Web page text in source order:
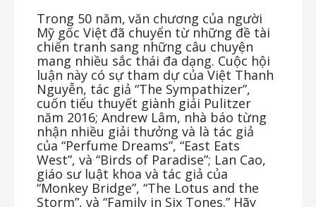
Trong 50 năm, văn chương của người
Mỹ gốc Việt đã chuyển từ những đề tài
chiến tranh sang những câu chuyện
mang nhiều sắc thái đa dạng. Cuộc hội
luận này có sự tham dự của Việt Thanh
Nguyễn, tác giả “The Sympathizer”,
cuốn tiểu thuyết giành giải Pulitzer
năm 2016; Andrew Lâm, nhà báo từng
nhận nhiều giải thưởng và là tác giả
của “Perfume Dreams”, “East Eats
West”, và “Birds of Paradise”; Lan Cao,
giáo sư luật khoa và tác giả của
“Monkey Bridge”, “The Lotus and the
Storm”, và “Family in Six Tones.” Hãy